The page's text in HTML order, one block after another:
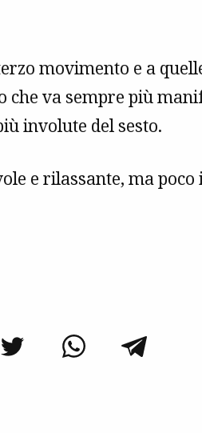
movimento e a
che va sempre più
involute del sesto.
e rilassante, ma poco